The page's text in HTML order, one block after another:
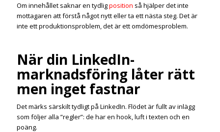
Om innehållet saknar en tydligposition så hjälper det inte
mottagaren att förstå något nytt eller ta ett nästa steg. Det är
inte ett produktionsproblem, det är ett omdömesproblem.
När din LinkedIn-
marknadsföring låter rätt
men inget fastnar
Det märks särskilt tydligt på LinkedIn. Flödet är fullt av inlägg
som följer alla ”regler”: de har en hook, luft i texten och en
poäng.